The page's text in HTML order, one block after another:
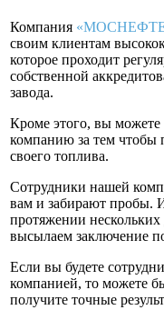
Компания
своим клиентам
которое проходит
собственной
завода.
Кроме этого, вы можете
компанию за тем чтобы
своего топлива.
Сотрудники нашей
вам и забирают пробы.
протяжении
высылаем заключение
Если вы будете
компанией, то можете
получите точные